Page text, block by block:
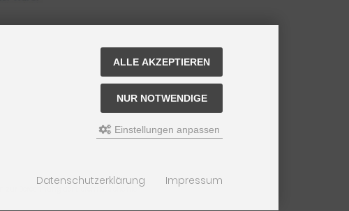
hier.
ALLE AKZEPTIEREN
NUR NOTWENDIGE
Einstellungen anpassen
Datenschutzerklärung Impressum